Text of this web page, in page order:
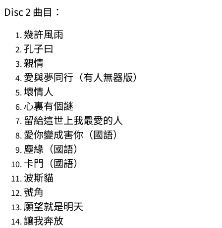
Disc 2 曲目：
幾許風雨
孔子曰
親情
愛與夢同行（有人無器版）
壞情人
心裏有個謎
留給這世上我最愛的人
愛你變成害你（國語）
塵緣（國語）
卡門（國語）
波斯貓
號角
願望就是明天
讓我奔放